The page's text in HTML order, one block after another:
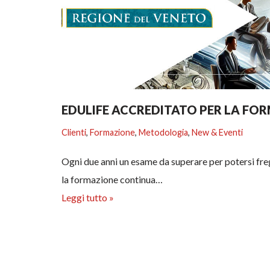
EDULIFE ACCREDITATO PER LA
Clienti, Formazione, Metodologia, New & Eventi
Ogni due anni un esame da superare per potersi
la formazione continua…
Leggi tutto »